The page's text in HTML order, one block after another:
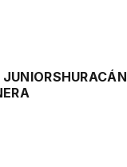
HURACÁN